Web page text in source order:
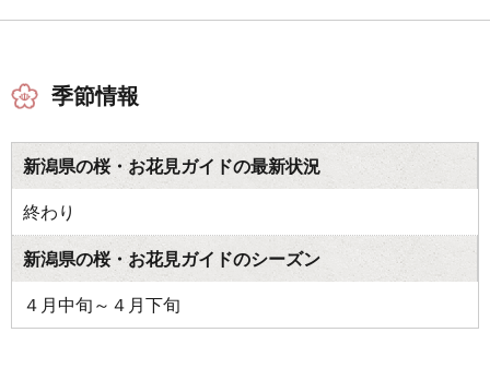
季節情報
新潟県の桜・お花見ガイドの最新状況
終わり
新潟県の桜・お花見ガイドのシーズン
４月中旬～４月下旬